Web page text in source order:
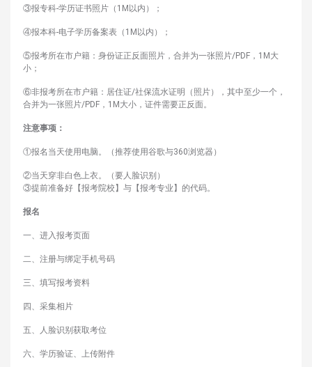
③报专科-学历证书照片（1M以内）；
④报本科-电子学历备案表（1M以内）；
⑤报考所在市户籍：身份证正反面照片，合并为一张照片/PDF，1M大
小；
⑥非报考所在市户籍：居住证/社保流水证明（照片），其中至少一个，
合并为一张照片/PDF，1M大小，证件需要正反面。
注意事项：
①报名当天使用电脑。（推荐使用谷歌与360浏览器）
②当天穿非白色上衣。（要人脸识别）
③提前准备好【报考院校】与【报考专业】的代码。
报名
一、进入报考页面
二、注册与绑定手机号码
三、填写报考资料
四、采集相片
五、人脸识别获取考位
六、学历验证、上传附件